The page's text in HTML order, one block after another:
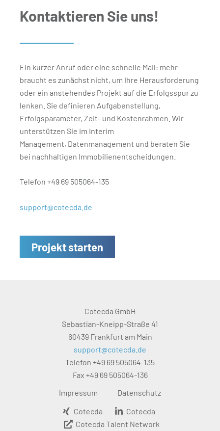
Kontaktieren Sie uns!
Ein kurzer Anruf oder eine schnelle Mail: mehr
braucht es zunächst nicht, um Ihre Herausforderung
oder ein anstehendes Projekt auf die Erfolgsspur zu
lenken. Sie definieren Aufgabenstellung,
Erfolgsparameter, Zeit- und Kostenrahmen. Wir
unterstützen Sie im Interim
Management, Datenmanagement und beraten Sie
bei nachhaltigen Immobilienentscheidungen.
Telefon +49 69 505064-135
support@cotecda.de
Projekt starten
Cotecda GmbH
Sebastian-Kneipp-Straße 41
60439 Frankfurt am Main
support@cotecda.de
Telefon +49 69 505064-135
Fax +49 69 505064-136
Impressum
Datenschutz
Cotecda
Cotecda
Cotecda Talent Network